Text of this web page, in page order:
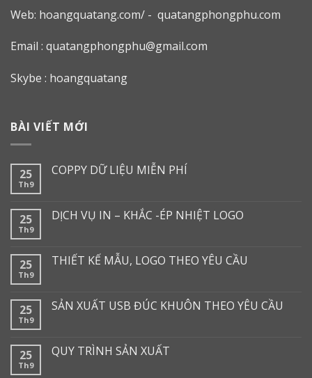
Web: hoangquatang.com/ - quatangphongphu.com
Email : quatangphongphu@gmail.com
Skybe : hoangquatang
BÀI VIẾT MỚI
25
Th9
COPPY DỮ LIỆU MIỄN PHÍ
25
Th9
DỊCH VỤ IN – KHẮC -ÉP NHIỆT LOGO
25
Th9
THIẾT KẾ MẪU, LOGO THEO YÊU CẦU
25
Th9
SẢN XUẤT USB ĐÚC KHUÔN THEO YÊU CẦU
25
Th9
QUY TRÌNH SẢN XUẤT